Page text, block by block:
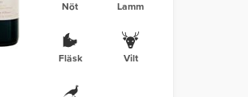
Nöt Lamm
Fläsk Vilt